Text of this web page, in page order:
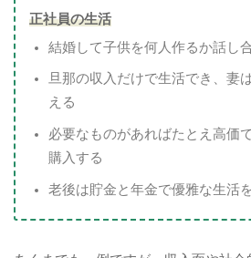
正社員の生活
結婚して子供を何人作るか話し
旦那の収入だけで生活でき、妻
える
必要なものがあればたとえ高価
購入する
老後は貯金と年金で優雅な生活